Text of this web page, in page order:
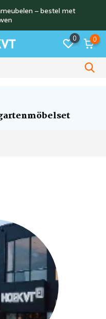
– bestel met
0 0